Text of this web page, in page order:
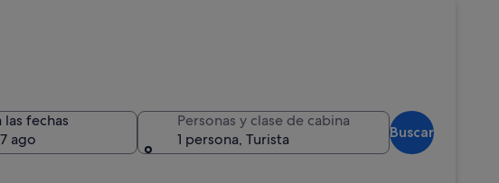
las fechas
ago
Personas y clase de cabina
1 persona, Turista
Buscar